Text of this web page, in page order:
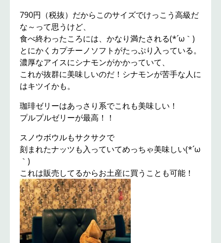
790円（税抜）だからこのサイズでけっこう高級だ
な～って思うけど、
食べ終わったころには、かなり満たされる(*´ω｀)
とにかくカプチーノソフトがたっぷり入っている。
濃厚なアイスにシナモンがかかっていて、
これが抜群に美味しいのだ！シナモンが苦手な人に
はキツイかも。
珈琲ゼリーはあっさり系でこれも美味しい！
プルプルゼリーが最高！！
スノウボウルもサクサクで
刻まれたナッツも入っていてめっちゃ美味しい(*´ω
｀)
これは販売してるからお土産に買うことも可能！